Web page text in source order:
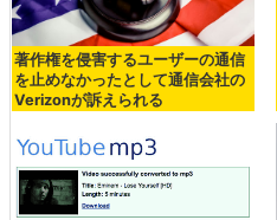
著作権を侵害するユーザーの通信
を止めなかったとして通信会社の
Verizonが訴えられる